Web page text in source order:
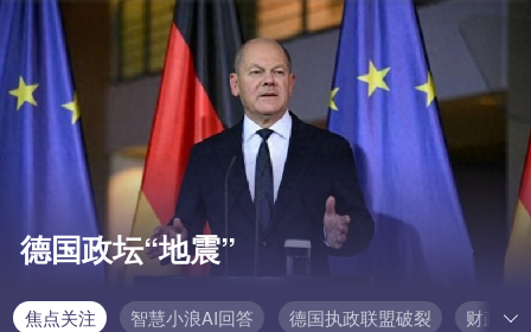
德国政坛“地震”
焦点关注 智慧小浪AI回答 德国执政联盟破裂 财政部